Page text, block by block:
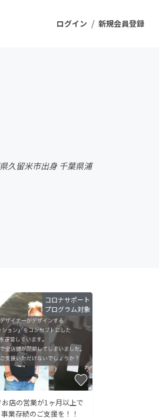
ログイン / 新規会員登録
ン
久留米市出身 千葉県浦
コロナサポート
プログラム対象
店の営業が1ヶ月以上で
業存続のご支援を！！